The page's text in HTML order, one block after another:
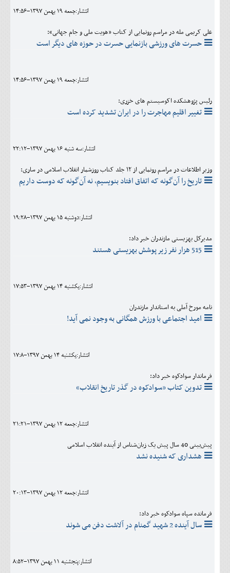
انتشار:جمعه 19 بهمن 1397-14:56
علی کریمی مله در مراسم رونمایی از کتاب «هویت ملی و جام جهانی»:
حسرت های ورزشی بازنمایی حسرت در حوزه های دیگر است
انتشار:جمعه 19 بهمن 1397-14:56
رئیس پژوهشکده اکوسیستم های خزری:
تغییر اقلیم مهاجرت را در ایران تشدید کرده است
انتشار:سه شنبه 16 بهمن 1397-22:12
وزیر اطلاعات در مراسم رونمایی از ۱۲ جلد کتاب روزشمار انقلاب اسلامی در ساری:
تاریخ را آن‌گونه که اتفاق افتاد بنویسیم، نه آن‌گونه که دوست داریم
انتشار:دوشنبه 15 بهمن 1397-19:28
مدیرکل بهزیستی مازندران خبر داد:
515 هزار نفر زیر پوشش بهزیستی هستند
انتشار:يکشنبه 14 بهمن 1397-17:53
نامه مورخ آملی به استاندار مازندران
امید اجتماعی با ورزش همگانی به وجود نمی آید!
انتشار:يکشنبه 14 بهمن 1397-17:8
فرماندار سوادکوه خبر داد:
تدوین کتاب «سوادکوه در گذر تاریخ انقلاب»
انتشار:جمعه 12 بهمن 1397-21:21
پیش‌بینی 40 سال پیش یک زبان‌شناس از آینده انقلاب اسلامی
هشداری که شنیده نشد
انتشار:جمعه 12 بهمن 1397-20:13
فرمانده سپاه سوادکوه خبر داد:
سال آینده 2 شهید گمنام در آلاشت دفن می شوند
انتشار:پنجشنبه 11 بهمن 1397-8:52